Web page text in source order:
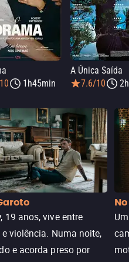
1h45min
A Única Saída
7.6/10
19 anos, vive entre
violência. Numa noite,
e acorda preso por